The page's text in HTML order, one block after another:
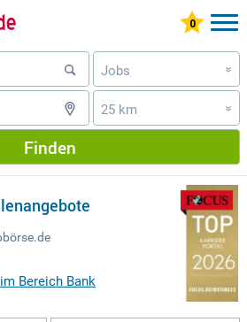
Jobs »
25 km »
Finden
Bereich Bank